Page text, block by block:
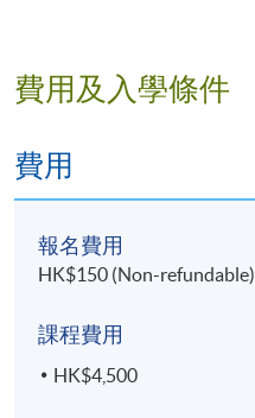
費用及入學條件
費用
報名費用
HK$150 (Non-refundable)
課程費用
HK$4,500